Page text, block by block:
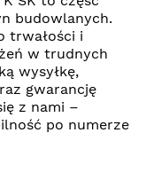
budowlanych.
trwałości i
w trudnych
wysyłkę,
gwarancję
z nami –
po numerze